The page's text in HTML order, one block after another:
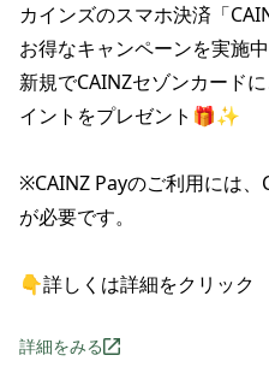
カインズのスマホ決済「
お得なキャンペーンを実施
新規で​CAINZセゾンカード
イントを​プレゼント🎁✨
※CAINZ Payの​ご利用には
が​必要です。
👇詳しくは詳細をクリック
詳細をみる